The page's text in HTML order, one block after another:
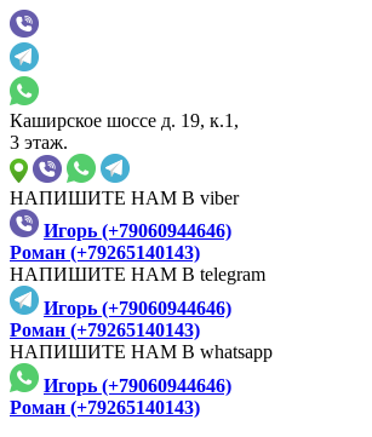
Каширское шоссе д. 19, к.1,
3 этаж.
НАПИШИТЕ НАМ В viber
Игорь (+79060944646)
Роман (+79265140143)
НАПИШИТЕ НАМ В telegram
Игорь (+79060944646)
Роман (+79265140143)
НАПИШИТЕ НАМ В whatsapp
Игорь (+79060944646)
Роман (+79265140143)